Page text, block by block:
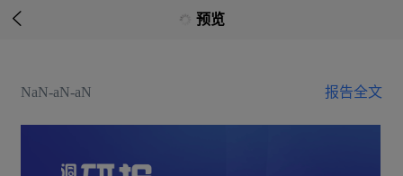
 预览
NaN-aN-aN 报告全文